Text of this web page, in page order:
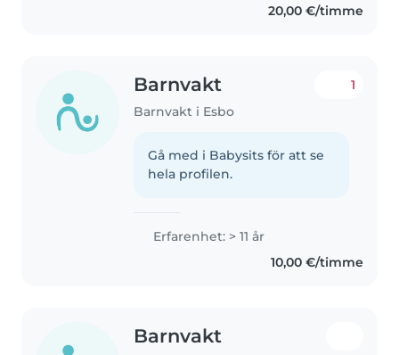
20,00 €/timme
Barnvakt
Barnvakt i Esbo
1
Gå med i Babysits för att se
hela profilen.
Erfarenhet: > 11 år
10,00 €/timme
Barnvakt